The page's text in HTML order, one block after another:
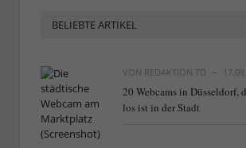
BELIEBTE ARTIKEL
VON REDAKTION TD
20 Webcams in Düsseldorf,
los ist in der Stadt